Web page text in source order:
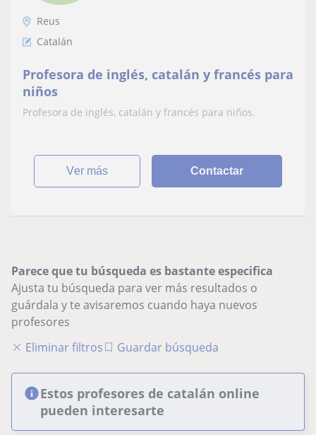
Reus
Catalán
Profesora de inglés, catalán y francés para
niños
Profesora de inglés, catalán y francés para niños.
ver más Contactar
Parece que tu búsqueda es bastante especifica
Ajusta tu búsqueda para ver más resultados o
guárdala y te avisaremos cuando haya nuevos
profesores
Eliminar filtros
Guardar búsqueda
Estos profesores de catalán online
pueden interesarte